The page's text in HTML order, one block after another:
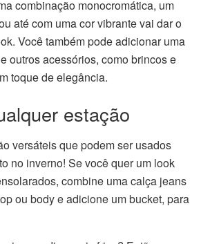
combinação monocromática, um
até com uma cor vibrante vai dar o
Você também pode adicionar uma
outros acessórios, como brincos e
toque de elegância.
estação
versáteis que podem ser usados
no inverno! Se você quer um look
combine uma calça jeans
ou body e adicione um bucket, para